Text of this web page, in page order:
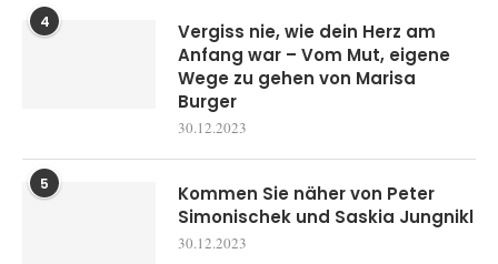
4
Vergiss nie, wie dein Herz am
Anfang war – Vom Mut, eigene
Wege zu gehen von Marisa
Burger
30.12.2023
5
Kommen Sie näher von Peter
Simonischek und Saskia Jungnikl
30.12.2023